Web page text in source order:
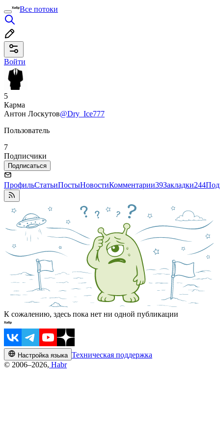
Все потоки
Войти
5
Карма
Антон Лоскутов@Dry_Ice777
Пользователь
7
Подписчики
Подписаться
ПрофильСтатьиПостыНовостиКомментарии39Закладки244
К сожалению, здесь пока нет ни одной публикации
Настройка языка Техническая поддержка
© 2006–2026, Habr